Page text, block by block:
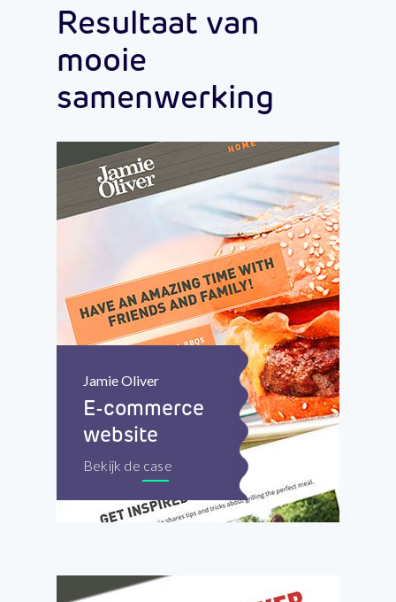
Resultaat van
mooie
samenwerking
Jamie Oliver
E-commerce
website
Bekijk de case